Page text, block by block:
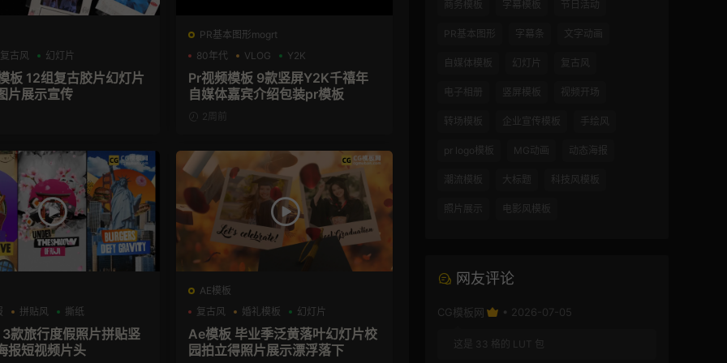
复古风 幻灯片
板 12组复古胶片幻灯片
片展示宣传
PR基本图形mogrt
80年代
VLOG Y2K
Pr视频模板 9款竖屏Y2K千禧年
自媒体嘉宾介绍包装pr模板
2周前
拼贴风 撕纸
款旅行度假照片拼贴竖
报短视频片头
AE模板
复古风
婚礼模板 幻灯片
Ae模板 毕业季泛黄落叶幻灯片校
园拍立得照片展示漂浮落下
商务模板 字幕模板 节日活动
PR基本图形 字幕条 文字动画
自媒体模板 幻灯片 复古风
电子相册 竖屏模板 视频开场
转场模板 企业宣传模板 手绘风
pr logo模板 MG动画 动态海报
潮流模板 大标题 科技风模板
照片展示 电影风模板
网友评论
CG模板网 • 2026-07-05
这是 33 格的 LUT 包